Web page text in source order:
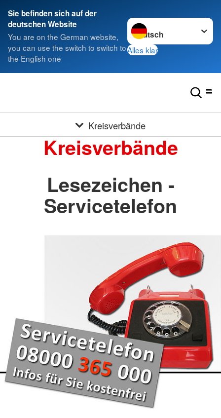
Sie befinden sich auf der
deutschen Website
You are on the German website,
you can use the switch to switch to
the English one
Sprache wechseln zu
Alles klar
Kreisverbände
Kreisverbände
Lesezeichen -
Servicetelefon